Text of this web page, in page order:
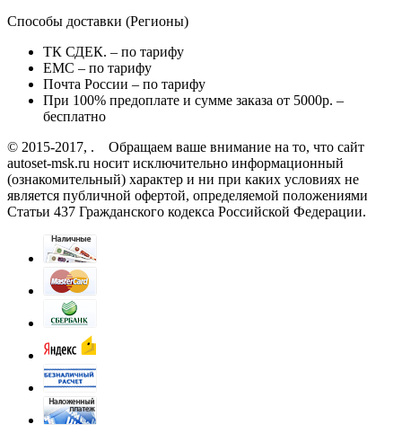
Способы доставки (Регионы)
ТК СДЕК. – по тарифу
EMC – по тарифу
Почта России – по тарифу
При 100% предоплате и сумме заказа от 5000р. –
бесплатно
© 2015-2017, . Обращаем ваше внимание на то, что сайт
autoset-msk.ru носит исключительно информационный
(ознакомительный) характер и ни при каких условиях не
является публичной офертой, определяемой положениями
Статьи 437 Гражданского кодекса Российской Федерации.